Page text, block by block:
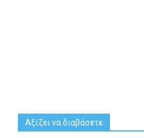
Αξίζει να διαβάσετε